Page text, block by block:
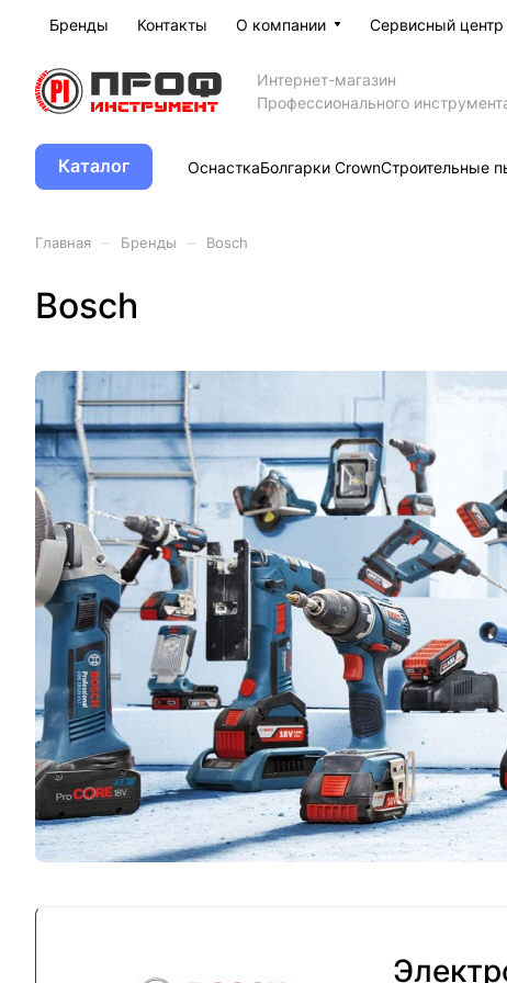
Бренды Контакты О компании Сервисный центр
Интернет-магазин
Профессионального
Каталог ОснасткаБолгарки CrownСтроительные
Главная Бренды Bosch
Bosch